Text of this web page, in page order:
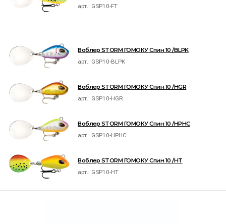
арт.: GSP10-FT
Воблер STORM ГОМОКУ Спин 10 /BLPK
арт.: GSP10-BLPK
Воблер STORM ГОМОКУ Спин 10 /HGR
арт.: GSP10-HGR
Воблер STORM ГОМОКУ Спин 10 /HPHC
арт.: GSP10-HPHC
Воблер STORM ГОМОКУ Спин 10 /HT
арт.: GSP10-HT